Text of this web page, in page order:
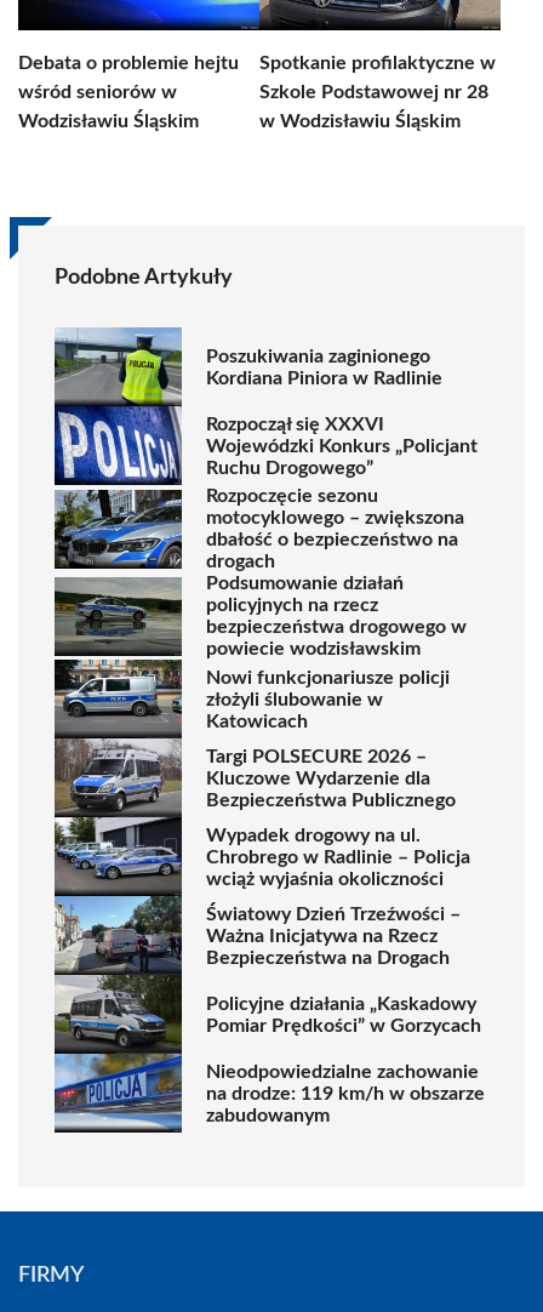
Debata o problemie hejtu
wśród seniorów w
Wodzisławiu Śląskim
Spotkanie profilaktyczne w
Szkole Podstawowej nr 28
w Wodzisławiu Śląskim
Podobne Artykuły
Poszukiwania zaginionego
Kordiana Piniora w Radlinie
Rozpoczął się XXXVI
Wojewódzki Konkurs „Policjant
Ruchu Drogowego”
Rozpoczęcie sezonu
motocyklowego – zwiększona
dbałość o bezpieczeństwo na
drogach
Podsumowanie działań
policyjnych na rzecz
bezpieczeństwa drogowego w
powiecie wodzisławskim
Nowi funkcjonariusze policji
złożyli ślubowanie w
Katowicach
Targi POLSECURE 2026 –
Kluczowe Wydarzenie dla
Bezpieczeństwa Publicznego
Wypadek drogowy na ul.
Chrobrego w Radlinie – Policja
wciąż wyjaśnia okoliczności
Światowy Dzień Trzeźwości –
Ważna Inicjatywa na Rzecz
Bezpieczeństwa na Drogach
Policyjne działania „Kaskadowy
Pomiar Prędkości” w Gorzycach
Nieodpowiedzialne zachowanie
na drodze: 119 km/h w obszarze
zabudowanym
FIRMY